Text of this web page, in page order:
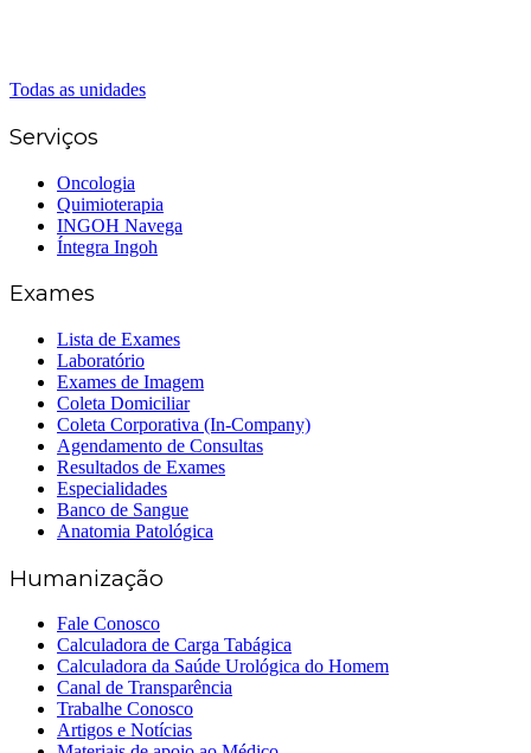
Todas as unidades
Serviços
Oncologia
Quimioterapia
INGOH Navega
Íntegra Ingoh
Exames
Lista de Exames
Laboratório
Exames de Imagem
Coleta Domiciliar
Coleta Corporativa (In-Company)
Agendamento de Consultas
Resultados de Exames
Especialidades
Banco de Sangue
Anatomia Patológica
Humanização
Fale Conosco
Calculadora de Carga Tabágica
Calculadora da Saúde Urológica do Homem
Canal de Transparência
Trabalhe Conosco
Artigos e Notícias